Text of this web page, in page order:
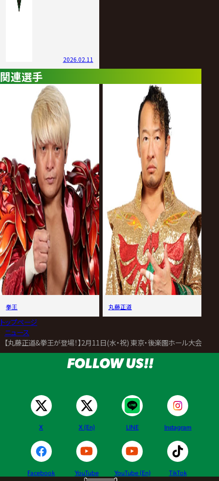
2026.02.11
関連選手
拳王 丸藤正道
トップページ
ニュース
【丸藤正道&拳王が登場！】2月11日(水・祝) 東京・後楽園ホール大会試
FOLLOW US!!
X X (En) LINE Instagram
Facebook YouTube YouTube (En) TikTok